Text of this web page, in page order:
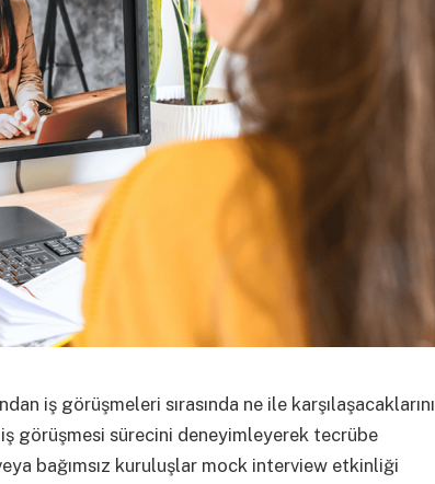
iş görüşmeleri sırasında ne ile karşılaşacaklarını
görüşmesi sürecini deneyimleyerek tecrübe
bağımsız kuruluşlar mock interview etkinliği